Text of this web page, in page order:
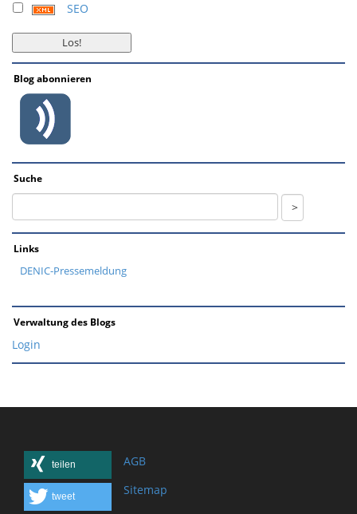
SEO
Blog abonnieren
Suche
Links
DENIC-Pressemeldung
Verwaltung des Blogs
Login
teilen
tweet
AGB
Sitemap